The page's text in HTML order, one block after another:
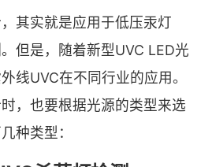
其实就是应用于低压汞灯
但是，随着新型UVC LED光
线UVC在不同行业的应用。
，也要根据光源的类型来选
种类型：